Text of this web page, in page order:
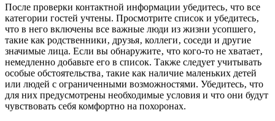
После проверки контактной информации убедитесь‚ что все
категории гостей учтены. Просмотрите список и убедитесь‚
что в него включены все важные люди из жизни усопшего‚
такие как родственники‚ друзья‚ коллеги‚ соседи и другие
значимые лица. Если вы обнаружите‚ что кого-то не хватает‚
немедленно добавьте его в список. Также следует учитывать
особые обстоятельства‚ такие как наличие маленьких детей
или людей с ограниченными возможностями. Убедитесь‚ что
для них предусмотрены необходимые условия и что они будут
чувствовать себя комфортно на похоронах.